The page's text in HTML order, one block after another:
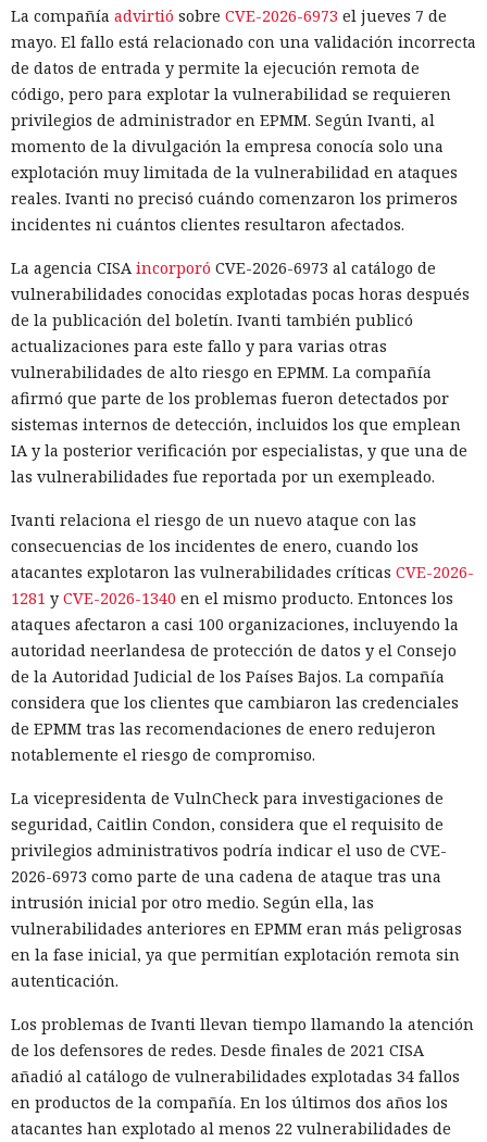
La compañía advirtió sobre CVE-2026-6973 el jueves 7 de
mayo. El fallo está relacionado con una validación incorrecta
de datos de entrada y permite la ejecución remota de
código, pero para explotar la vulnerabilidad se requieren
privilegios de administrador en EPMM. Según Ivanti, al
momento de la divulgación la empresa conocía solo una
explotación muy limitada de la vulnerabilidad en ataques
reales. Ivanti no precisó cuándo comenzaron los primeros
incidentes ni cuántos clientes resultaron afectados.
La agencia CISA incorporó CVE-2026-6973 al catálogo de
vulnerabilidades conocidas explotadas pocas horas después
de la publicación del boletín. Ivanti también publicó
actualizaciones para este fallo y para varias otras
vulnerabilidades de alto riesgo en EPMM. La compañía
afirmó que parte de los problemas fueron detectados por
sistemas internos de detección, incluidos los que emplean
IA y la posterior verificación por especialistas, y que una de
las vulnerabilidades fue reportada por un exempleado.
Ivanti relaciona el riesgo de un nuevo ataque con las
consecuencias de los incidentes de enero, cuando los
atacantes explotaron las vulnerabilidades críticas CVE-2026-
1281 y CVE-2026-1340 en el mismo producto. Entonces los
ataques afectaron a casi 100 organizaciones, incluyendo la
autoridad neerlandesa de protección de datos y el Consejo
de la Autoridad Judicial de los Países Bajos. La compañía
considera que los clientes que cambiaron las credenciales
de EPMM tras las recomendaciones de enero redujeron
notablemente el riesgo de compromiso.
La vicepresidenta de VulnCheck para investigaciones de
seguridad, Caitlin Condon, considera que el requisito de
privilegios administrativos podría indicar el uso de CVE-
2026-6973 como parte de una cadena de ataque tras una
intrusión inicial por otro medio. Según ella, las
vulnerabilidades anteriores en EPMM eran más peligrosas
en la fase inicial, ya que permitían explotación remota sin
autenticación.
Los problemas de Ivanti llevan tiempo llamando la atención
de los defensores de redes. Desde finales de 2021 CISA
añadió al catálogo de vulnerabilidades explotadas 34 fallos
en productos de la compañía. En los últimos dos años los
atacantes han explotado al menos 22 vulnerabilidades de